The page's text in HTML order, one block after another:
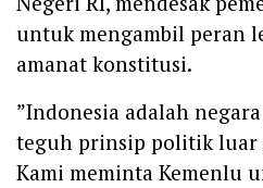
untuk mengambil peran
amanat konstitusi.
‎”Indonesia adalah
teguh prinsip politik luar
Kami meminta Kemenlu